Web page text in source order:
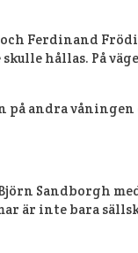
Ferdinand
hållas. På
andra
Sandborgh
är inte bara